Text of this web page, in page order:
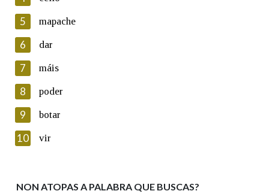
Lin e acepto as condicións da política de
Introduce o código que aparece na imaxe:
Texto de verificación
5 mapache
6 dar
7 máis
8 poder
9 botar
10 vir
NON ATOPAS A PALABRA QUE BUSCAS?